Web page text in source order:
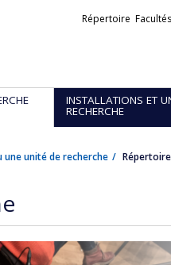
Liens
Répertoire Facultés
INSTALLATIONS ET
RECHERCHE
unité de recherche